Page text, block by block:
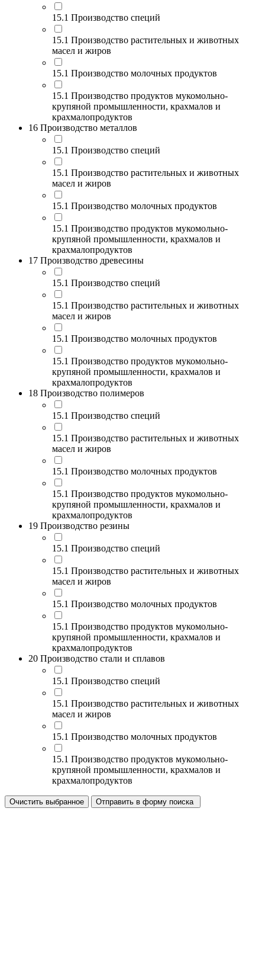
15.1 Производство специй
15.1 Производство растительных и животных
масел и жиров
15.1 Производство молочных продуктов
15.1 Производство продуктов мукомольно-
крупяной промышленности, крахмалов и
крахмалопродуктов
16 Производство металлов
15.1 Производство специй
15.1 Производство растительных и животных
масел и жиров
15.1 Производство молочных продуктов
15.1 Производство продуктов мукомольно-
крупяной промышленности, крахмалов и
крахмалопродуктов
17 Производство древесины
15.1 Производство специй
15.1 Производство растительных и животных
масел и жиров
15.1 Производство молочных продуктов
15.1 Производство продуктов мукомольно-
крупяной промышленности, крахмалов и
крахмалопродуктов
18 Производство полимеров
15.1 Производство специй
15.1 Производство растительных и животных
масел и жиров
15.1 Производство молочных продуктов
15.1 Производство продуктов мукомольно-
крупяной промышленности, крахмалов и
крахмалопродуктов
19 Производство резины
15.1 Производство специй
15.1 Производство растительных и животных
масел и жиров
15.1 Производство молочных продуктов
15.1 Производство продуктов мукомольно-
крупяной промышленности, крахмалов и
крахмалопродуктов
20 Производство стали и сплавов
15.1 Производство специй
15.1 Производство растительных и животных
масел и жиров
15.1 Производство молочных продуктов
15.1 Производство продуктов мукомольно-
крупяной промышленности, крахмалов и
крахмалопродуктов